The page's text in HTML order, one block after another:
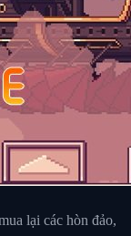
lại các hòn đảo,